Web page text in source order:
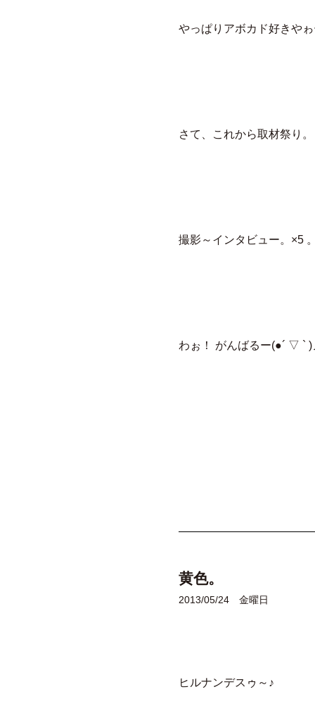
やっぱりアボカド好きや
さて、これから取材祭り。
撮影～インタビュー。×5
わぉ！ がんばるー(●´ ▽ ` )
黄色。
2013/05/24 金曜日
ヒルナンデスゥ～♪